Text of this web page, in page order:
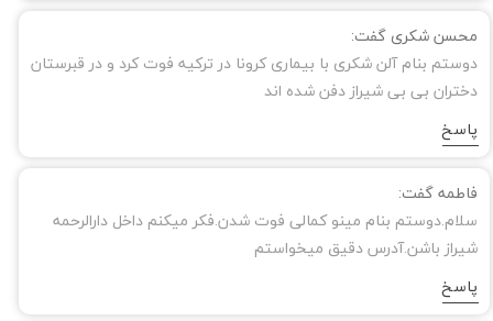
محسن شکری گفت:
دوستم بنام آلن شکری با بیماری کرونا در ترکیه فوت کرد و در قبرستان
دختران بی بی شیراز دفن شده اند
پاسخ
فاطمه گفت:
سلام.دوستم بنام مینو کمالی فوت شدن.فکر میکنم داخل دارالرحمه
شیراز باشن.آدرس دقیق ميخواستم
پاسخ